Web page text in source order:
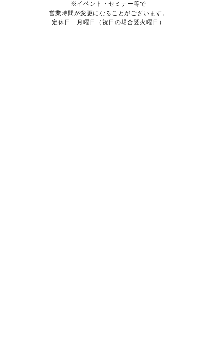
※イベント・セミナー等で
営業時間が変更になることがございます。
定休日 月曜日（祝日の場合翌火曜日）